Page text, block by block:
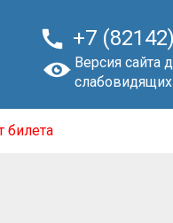
 +7
Версия сайта
слабовидящих
билета